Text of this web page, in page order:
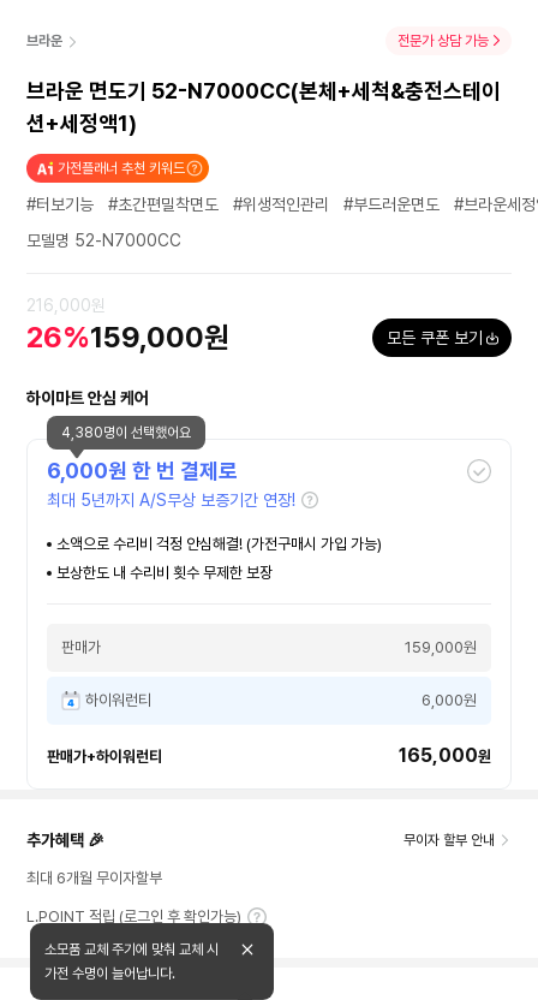
브라운 전문가 상담 가능
브라운 면도기 52-N7000CC(본체+세척&충전스테이
션+세정액1)
가전플래너 추천 키워드
#터보기능 #초간편밀착면도 #위생적인관리 #부드러운면도
#브라운세
모델명 52-N7000CC
216,000원
26%159,000원 모든 쿠폰 보기
하이마트 안심 케어
6,000원 한 번 결제로
최대 5년까지 A/S무상 보증기간 연장!
소액으로 수리비 걱정 안심해결! (가전구매시 가입 가능)
보상한도 내 수리비 횟수 무제한 보장
판매가 159,000원
하이워런티 6,000원
판매가+하이워런티 165,000원
4,380명이 선택했어요
추가혜택 🎉 무이자 할부 안내
최대 6개월 무이자할부
L.POINT 적립 (로그인 후 확인가능)
소모품 교체 주기에 맞춰 교체 시
가전 수명이 늘어납니다.